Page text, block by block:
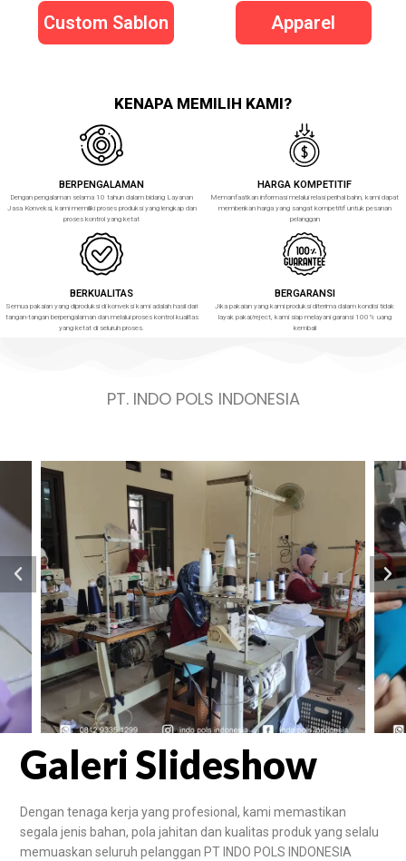
Custom Sablon Apparel
KENAPA MEMILIH KAMI?
BERPENGALAMAN
Dengan pengalaman selama 10 tahun dalam bidang Layanan
Jasa Konveksi, kami memiliki proses produksi yang lengkap dan
proses kontrol yang ketat
HARGA KOMPETITIF
Memanfaatkan informasi melalui relasi perihal bahn, kami dapat
memberikan harga yang sangat kompetitif untuk pesanan
pelanggan
BERKUALITAS
Semua pakaian yang diproduksi di konveksi kami adalah hasil dari
tangan-tangan berpengalaman dan melalui proses kontrol kualitas
yang ketat di seluruh proses.
BERGARANSI
Jika pakaian yang kami produksi diterima dalam kondisi tidak
layak pakai/reject, kami siap melayani garansi 100% uang
kembali
PT. INDO POLS INDONESIA
Galeri Slideshow
Dengan tenaga kerja yang profesional, kami memastikan
segala jenis bahan, pola jahitan dan kualitas produk yang selalu
memuaskan seluruh pelanggan PT INDO POLS INDONESIA